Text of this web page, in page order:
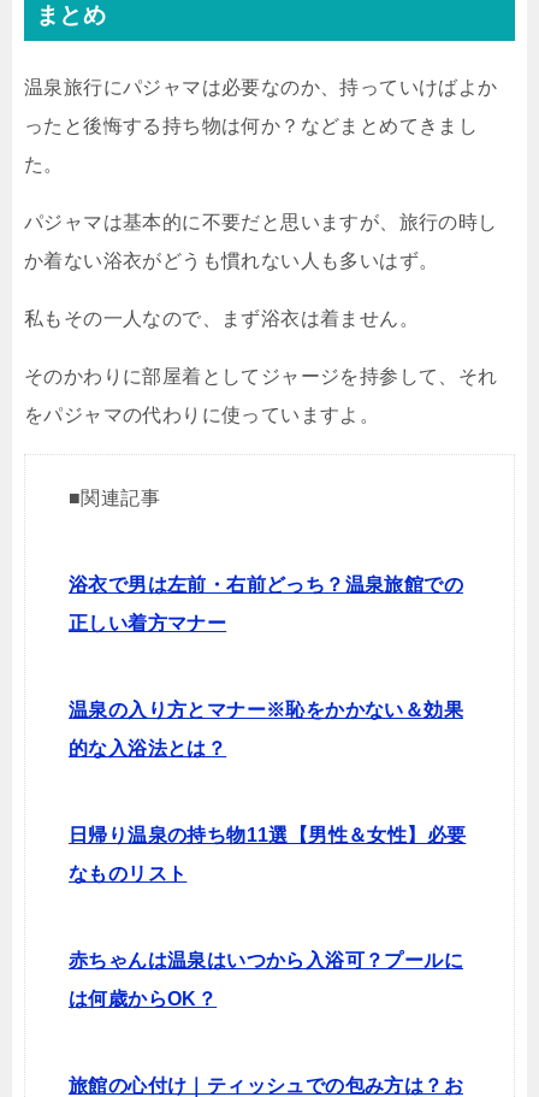
まとめ
温泉旅行にパジャマは必要なのか、持っていけばよか
ったと後悔する持ち物は何か？などまとめてきまし
た。
パジャマは基本的に不要だと思いますが、旅行の時し
か着ない浴衣がどうも慣れない人も多いはず。
私もその一人なので、まず浴衣は着ません。
そのかわりに部屋着としてジャージを持参して、それ
をパジャマの代わりに使っていますよ。
■関連記事
浴衣で男は左前・右前どっち？温泉旅館での
正しい着方マナー
温泉の入り方とマナー※恥をかかない＆効果
的な入浴法とは？
日帰り温泉の持ち物11選【男性＆女性】必要
なものリスト
赤ちゃんは温泉はいつから入浴可？プールに
は何歳からOK？
旅館の心付け｜ティッシュでの包み方は？お